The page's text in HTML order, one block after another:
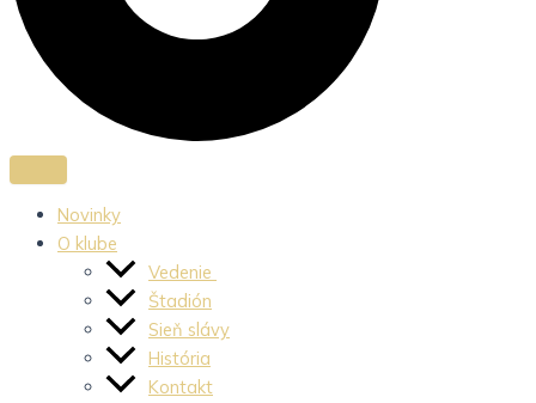
Novinky
O klube
Vedenie
Štadión
Sieň slávy
História
Kontakt